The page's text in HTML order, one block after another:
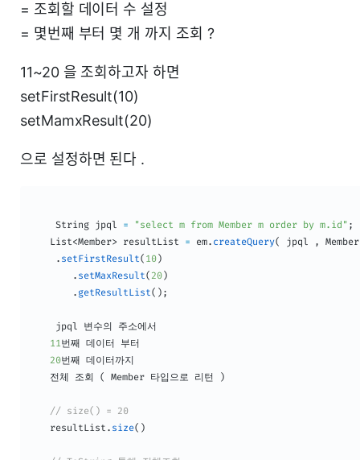
= 조회할 데이터 수 설정
= 몇번째 부터 몇 개 까지 조회 ?
11~20 을 조회하고자 하면
setFirstResult(10)
setMamxResult(20)
으로 설정하면 된다 .
String jpql = "select m from Member m order by m.id" ;
List<Member> resultList = em. createQuery( jpql , Member
. setFirstResult( 10)
. setMaxResult( 20)
. getResultList( ) ;
11번째 데이터 부터
20번째 데이터까지
   전체 조회
( Member 타입으로 리턴 )
// size() = 20
   resultList
. size( )